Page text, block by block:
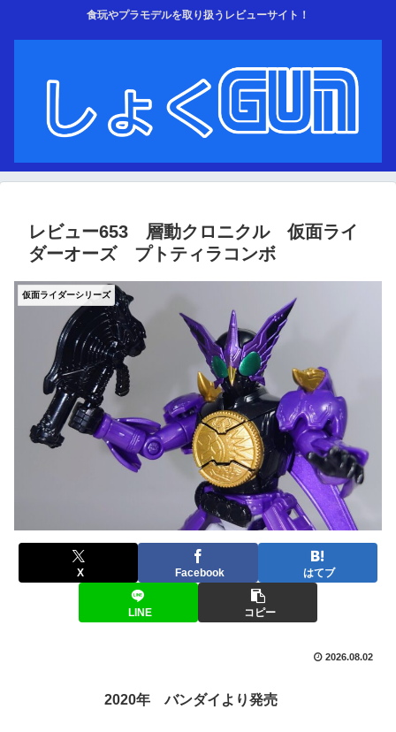
食玩やプラモデルを取り扱うレビューサイト！
レビュー653 層動クロニクル 仮面ライ
ダーオーズ プトティラコンボ
仮面ライダーシリーズ
X Facebook はてブ
LINE コピー
2026.08.02
2020年 バンダイより発売